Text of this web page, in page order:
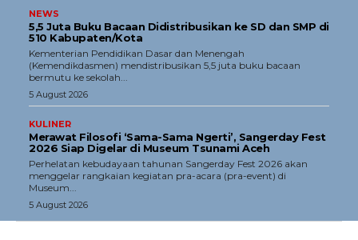
Pedoman Dewan Pers
Hubungi Kami
Aset
Indeks Artikel
NEWS
5,5 Juta Buku Bacaan Didistribusikan ke SD dan SMP di
510 Kabupaten/Kota
Kementerian Pendidikan Dasar dan Menengah
(Kemendikdasmen) mendistribusikan 5,5 juta buku bacaan
bermutu ke sekolah...
5 August 2026
KULINER
Merawat Filosofi ‘Sama-Sama Ngerti’, Sangerday Fest
2026 Siap Digelar di Museum Tsunami Aceh
Perhelatan kebudayaan tahunan Sangerday Fest 2026 akan
menggelar rangkaian kegiatan pra-acara (pra-event) di
Museum...
5 August 2026